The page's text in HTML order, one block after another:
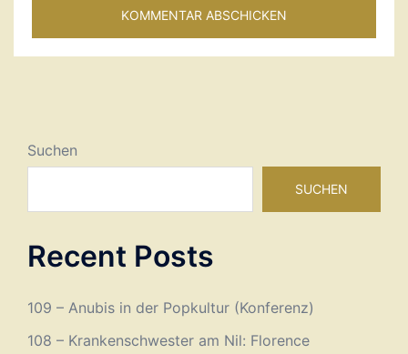
Suchen
SUCHEN
Recent Posts
109 – Anubis in der Popkultur (Konferenz)
108 – Krankenschwester am Nil: Florence